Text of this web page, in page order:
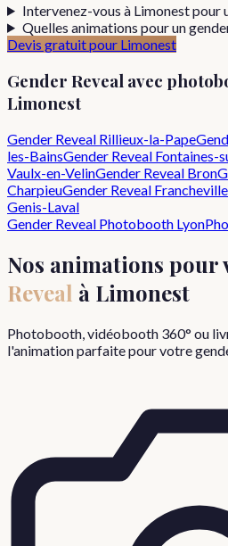
Intervenez-vous à Limonest pour
Quelles animations pour un
Devis gratuit pour Limonest
Gender Reveal avec
Limonest
Gender Reveal Rillieux-la-Pape
les-BainsGender Reveal Fontaines-
Vaulx-en-VelinGender Reveal Bron
CharpieuGender Reveal Francheville
Genis-Laval
Gender Reveal Photobooth Lyon
Nos animations pour
Reveal à Limonest
Photobooth, vidéobooth 360° ou
l'animation parfaite pour votre